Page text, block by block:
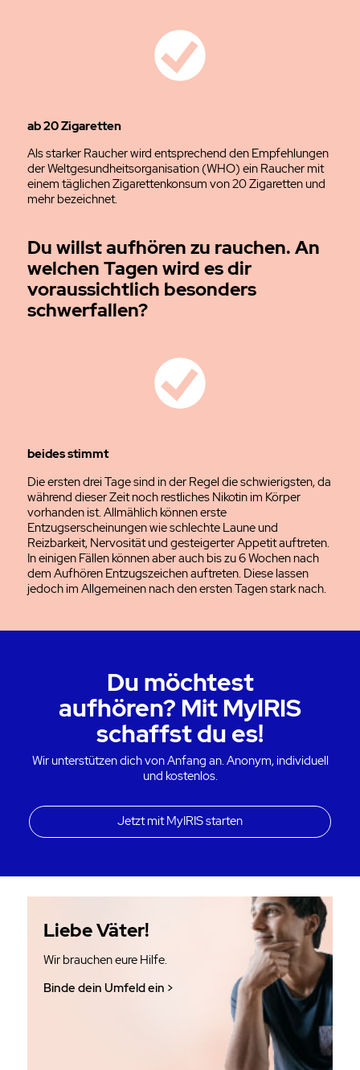
ab 20 Zigaretten
Als starker Raucher wird entsprechend den Empfehlungen
der Weltgesundheitsorganisation (WHO) ein Raucher mit
einem täglichen Zigarettenkonsum von 20 Zigaretten und
mehr bezeichnet.
Du willst aufhören zu rauchen. An
welchen Tagen wird es dir
voraussichtlich besonders
schwerfallen?
beides stimmt
Die ersten drei Tage sind in der Regel die schwierigsten, da
während dieser Zeit noch restliches Nikotin im Körper
vorhanden ist. Allmählich können erste
Entzugserscheinungen wie schlechte Laune und
Reizbarkeit, Nervosität und gesteigerter Appetit auftreten.
In einigen Fällen können aber auch bis zu 6 Wochen nach
dem Aufhören Entzugszeichen auftreten. Diese lassen
jedoch im Allgemeinen nach den ersten Tagen stark nach.
Du möchtest
aufhören? Mit MyIRIS
schaffst du es!
Wir unterstützen dich von Anfang an. Anonym, individuell
und kostenlos.
Jetzt mit MyIRIS starten
Liebe Väter!
Wir brauchen eure Hilfe.
Binde dein Umfeld ein